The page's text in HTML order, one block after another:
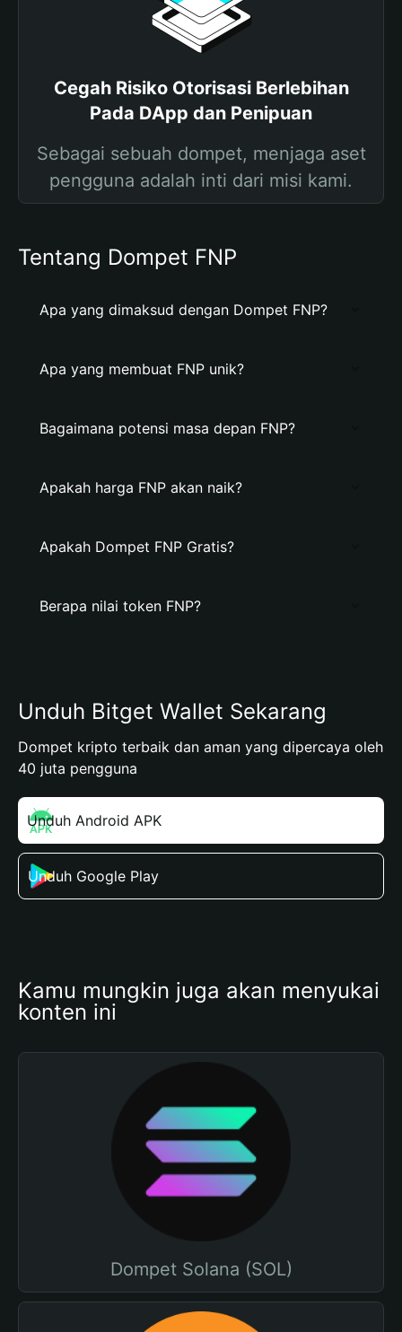
Cegah Risiko Otorisasi Berlebihan
Pada DApp dan Penipuan
Sebagai sebuah dompet, menjaga aset
pengguna adalah inti dari misi kami.
Tentang Dompet FNP
Apa yang dimaksud dengan Dompet FNP?
Apa yang membuat FNP unik?
Bagaimana potensi masa depan FNP?
Apakah harga FNP akan naik?
Apakah Dompet FNP Gratis?
Berapa nilai token FNP?
Unduh Bitget Wallet Sekarang
Dompet kripto terbaik dan aman yang dipercaya oleh
40 juta pengguna
Unduh Android APK
Unduh Google Play
Kamu mungkin juga akan menyukai
konten ini
Dompet Solana (SOL)